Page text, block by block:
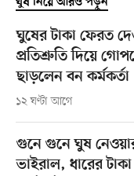
ঘুষের টাকা ফেরত
প্রতিশ্রুতি দিয়ে
ছাড়লেন বন কর্মকর্তা
১২ ঘণ্টা আগে
গুনে গুনে ঘুষ
ভাইরাল, ধারের